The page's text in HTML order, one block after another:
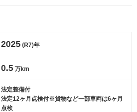
2025 (R7)年
0.5 万km
法定整備付
法定12ヶ月点検付※貨物など一部車両は6ヶ月
点検